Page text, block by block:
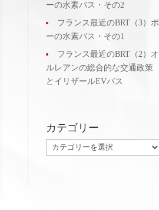
ーの水素バス・その2
フランス最近のBRT（3）ポ
ーの水素バス・その1
フランス最近のBRT（2）オ
ルレアンの総合的な交通政策
とイリザールEVバス
カテゴリー
カ